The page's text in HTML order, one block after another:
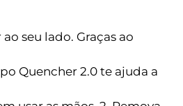
seu lado. Graças ao
Quencher 2.0 te ajuda a